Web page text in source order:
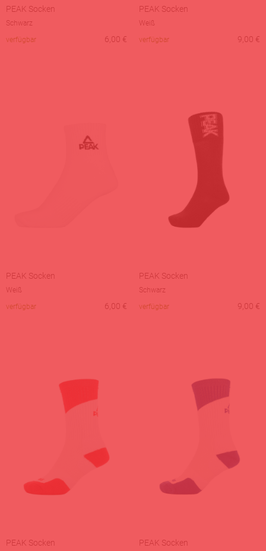
PEAK Socken
Schwarz
verfügbar
6,00 €
PEAK Socken
Weiß
verfügbar
9,00 €
PEAK Socken
Weiß
verfügbar
6,00 €
PEAK Socken
Schwarz
verfügbar
9,00 €
PEAK Socken PEAK Socken